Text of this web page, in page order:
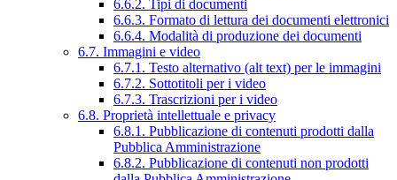
6.6.2. Tipi di documenti
6.6.3. Formato di lettura dei documenti elettronici
6.6.4. Modalità di produzione dei documenti
6.7. Immagini e video
6.7.1. Testo alternativo (alt text) per le immagini
6.7.2. Sottotitoli per i video
6.7.3. Trascrizioni per i video
6.8. Proprietà intellettuale e privacy
6.8.1. Pubblicazione di contenuti prodotti dalla
Pubblica Amministrazione
6.8.2. Pubblicazione di contenuti non prodotti